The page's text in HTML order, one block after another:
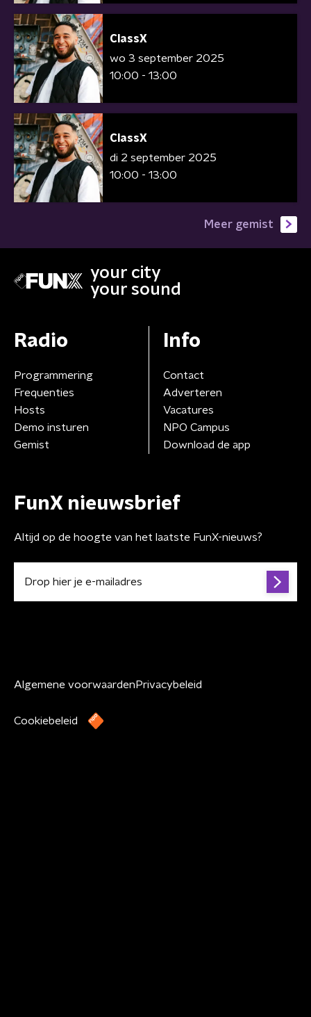
ClassX
wo 3 september 2025
10:00 - 13:00
ClassX
di 2 september 2025
10:00 - 13:00
Meer gemist
your city
your sound
Radio
Programmering
Frequenties
Hosts
Demo insturen
Gemist
Info
Contact
Adverteren
Vacatures
NPO Campus
Download de app
FunX nieuwsbrief
Altijd op de hoogte van het laatste FunX-nieuws?
Algemene voorwaardenPrivacybeleid
Cookiebeleid